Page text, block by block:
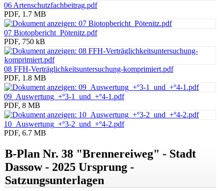
06 Artenschutzfachbeitrag.pdf
PDF, 1.7 MB
07 Biotopbericht_Pötenitz.pdf
PDF, 750 kB
08 FFH-Verträglichkeitsuntersuchung-komprimiert.pdf
PDF, 1.8 MB
09_Auswertung_+º3-1_und_+º4-1.pdf
PDF, 8 MB
10_Auswertung_+º3-2_und_+º4-2.pdf
PDF, 6.7 MB
B-Plan Nr. 38 "Brennereiweg" - Stadt
Dassow - 2025 Ursprung -
Satzungsunterlagen